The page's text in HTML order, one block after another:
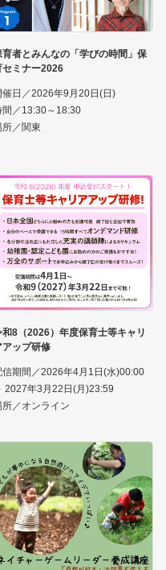
育者とみんなの「学びの時間」保
セミナー2026
催日／2026年9月20日(日)
間／13:30～18:30
所／関東
和8（2026）年度保育士等キャリ
アップ研修
信期間／2026年4月1日(水)00:00
2027年3月22日(月)23:59
所／オンライン